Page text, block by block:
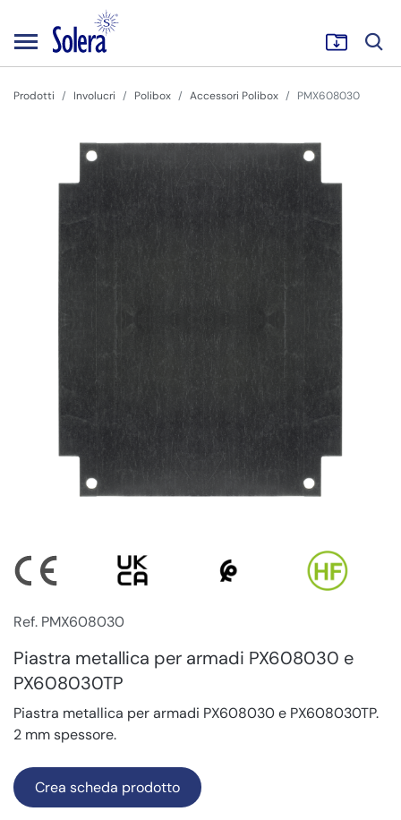
Prodotti Involucri Polibox Accessori Polibox PMX608030
Ref. PMX608030
Piastra metallica per armadi PX608030 e
PX608030TP
Piastra metallica per armadi PX608030 e PX608030TP.
2 mm spessore.
Crea scheda prodotto